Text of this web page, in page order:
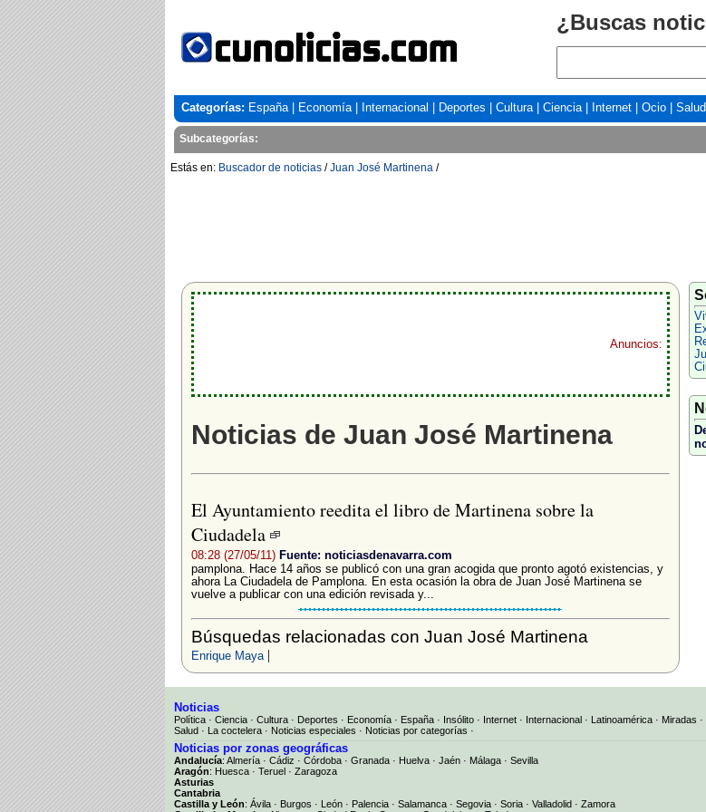
¿Buscas
Categorías: España| Economía| Internacional Deportes Cultura| Ciencia| Internet Ocio Salud
Subcategorías:
Estás en: Buscador de noticias /Juan José Martinena /
Anuncios:
Noticias de Juan José Martinena
El Ayuntamiento reedita el libro de Martinena sobre la
Ciudadela
08:28 (27/05/11) Fuente: noticiasdenavarra.com
pamplona. Hace 14 años se publicó con una gran acogida que pronto agotó existencias, y
ahora La Ciudadela de Pamplona. En esta ocasión la obra de Juan José Martinena se
vuelve a publicar con una edición revisada y...
Búsquedas relacionadas con Juan José Martinena
Enrique Maya|
Noticias
Política · Ciencia · Cultura · Deportes · Economía · España · Insólito · Internet · Internacional · Latinoamérica · Miradas ·
Salud · La coctelera · Noticias especiales · Noticias por categorías ·
Noticias por zonas geográficas
Andalucía: Almería · Cádiz · Córdoba · Granada · Huelva · Jaén · Málaga · Sevilla
Aragón: Huesca · Teruel · Zaragoza
Asturias
Cantabria
Castilla y León: Ávila · Burgos · León · Palencia · Salamanca · Segovia · Soria · Valladolid · Zamora